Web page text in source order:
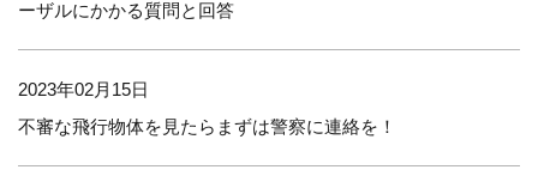
ーザルにかかる質問と回答
2023年02月15日
不審な飛行物体を見たらまずは警察に連絡を！